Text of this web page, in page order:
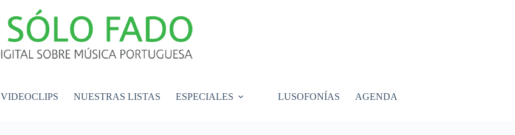
VIDEOCLIPS NUESTRAS LISTAS ESPECIALES LUSOFONÍAS AGENDA